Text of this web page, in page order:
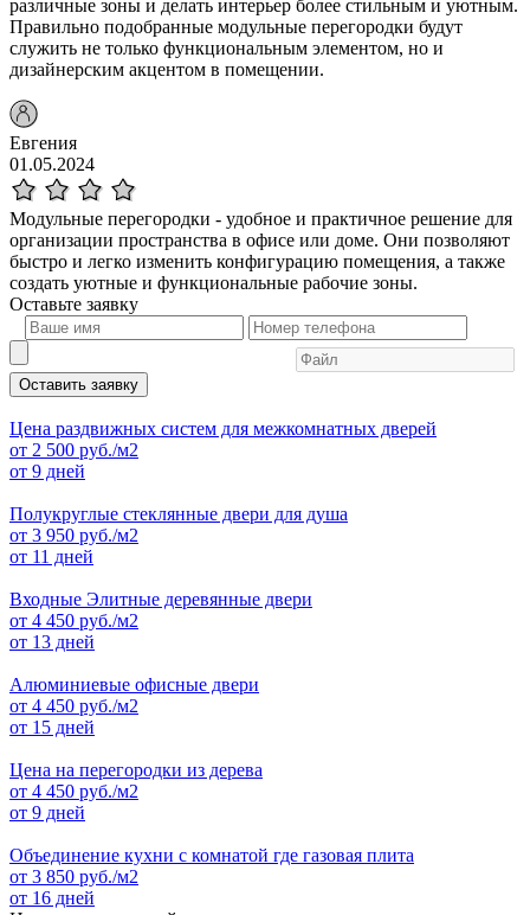
различные зоны и делать интерьер более стильным и уютным.
Правильно подобранные модульные перегородки будут
служить не только функциональным элементом, но и
дизайнерским акцентом в помещении.
Евгения
01.05.2024
Модульные перегородки - удобное и практичное решение для
организации пространства в офисе или доме. Они позволяют
быстро и легко изменить конфигурацию помещения, а также
создать уютные и функциональные рабочие зоны.
Оставьте заявку
Оставить заявку
Цена раздвижных систем для межкомнатных дверей
от 2 500 руб./м2
от 9 дней
Полукруглые стеклянные двери для душа
от 3 950 руб./м2
от 11 дней
Входные Элитные деревянные двери
от 4 450 руб./м2
от 13 дней
Алюминиевые офисные двери
от 4 450 руб./м2
от 15 дней
Цена на перегородки из дерева
от 4 450 руб./м2
от 9 дней
Объединение кухни с комнатой где газовая плита
от 3 850 руб./м2
от 16 дней